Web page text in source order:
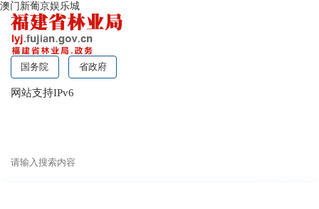
澳门新葡京娱乐城
国务院 省政府
网站支持IPv6